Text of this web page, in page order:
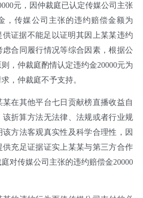
元，因仲裁庭已认定传媒公司主张
，传媒公司主张的违约赔偿金额为
供证据不能足以证明其因上某某违约
合同履行情况等综合因素，根据公
，仲裁庭酌情认定违约金20000元为
，仲裁庭不予支持。
其他平台七日贡献榜直播收益自
该折算方法无法律、法规或者行业规
该方法客观真实性及科学合理性，因
供充足证据证实上某某与第三方合作
对传媒公司主张的违约赔偿金20000